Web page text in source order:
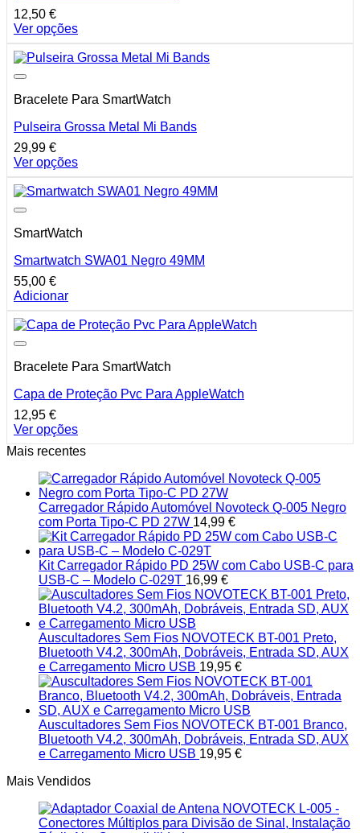
may
be
chosen
on
the
product
page
12,50 €
Ver opções
This
product
has
variants.
options
may
be
chosen
on
the
product
page
Bracelete Para SmartWatch
Pulseira Grossa Metal Mi Bands
29,99 €
Ver opções
This
product
has
variants.
options
may
be
chosen
on
the
product
page
SmartWatch
Smartwatch SWA01 Negro 49MM
55,00 €
Adicionar
Bracelete Para SmartWatch
Capa de Proteção Pvc Para AppleWatch
12,95 €
Ver opções
This
product
multiple
variants.
options
chosen
product
page
Mais recentes
Carregador Rápido Automóvel Novoteck Q-005 Negro
com Porta Tipo-C PD 27W 14,99 €
Kit Carregador Rápido PD 25W com Cabo USB-C para
USB-C – Modelo C-029T 16,99 €
Auscultadores Sem Fios NOVOTECK BT-001 Preto,
Bluetooth V4.2, 300mAh, Dobráveis, Entrada SD, AUX
e Carregamento Micro USB 19,95 €
Auscultadores Sem Fios NOVOTECK BT-001 Branco,
Bluetooth V4.2, 300mAh, Dobráveis, Entrada SD, AUX
e Carregamento Micro USB 19,95 €
Mais Vendidos